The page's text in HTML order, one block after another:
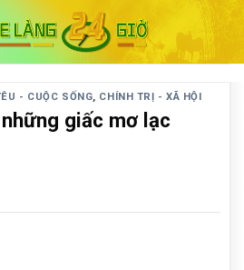
- CUỘC SỐNG, CHÍNH TRỊ - XÃ HỘI
giấc mơ lạc